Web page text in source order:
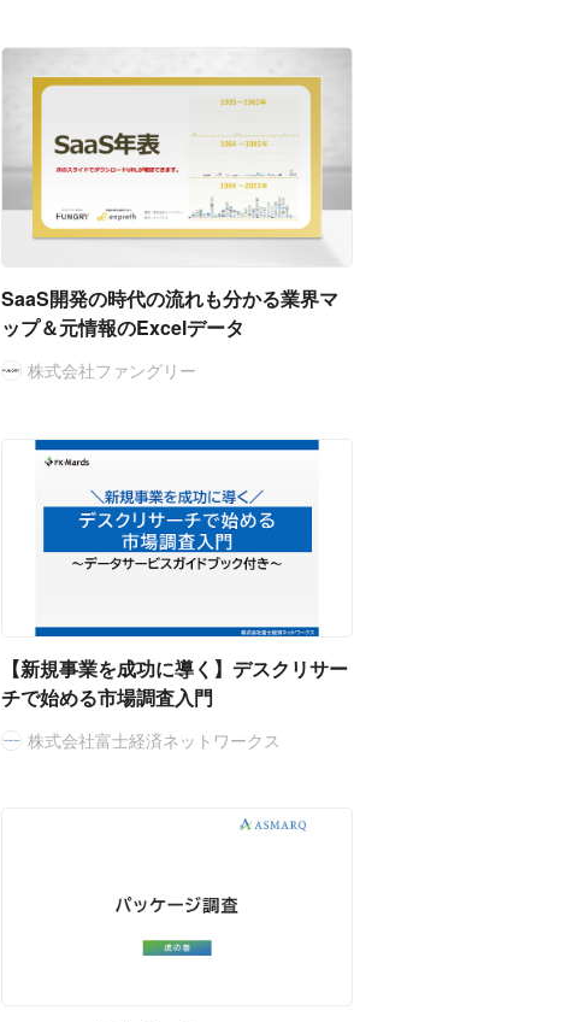
SaaS開発の時代の流れも分かる業界マ
ップ＆元情報のExcelデータ
株式会社ファングリー
【新規事業を成功に導く】デスクリサー
チで始める市場調査入門
株式会社富士経済ネットワークス